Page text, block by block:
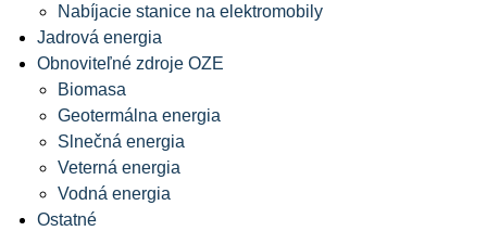
Nabíjacie stanice na elektromobily
Jadrová energia
Obnoviteľné zdroje OZE
Biomasa
Geotermálna energia
Slnečná energia
Veterná energia
Vodná energia
Ostatné